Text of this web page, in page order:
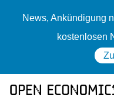
News, Ankündigung
kostenlosen